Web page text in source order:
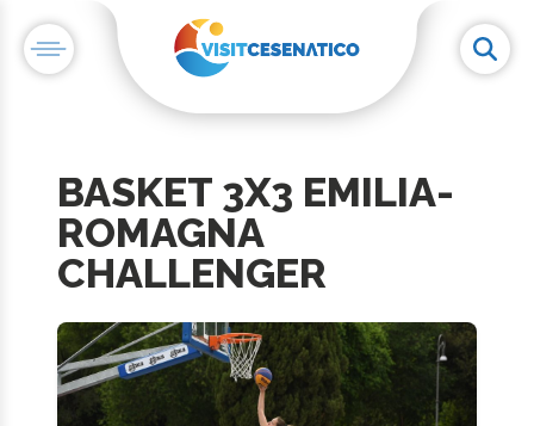
BASKET 3X3 EMILIA-
ROMAGNA
CHALLENGER